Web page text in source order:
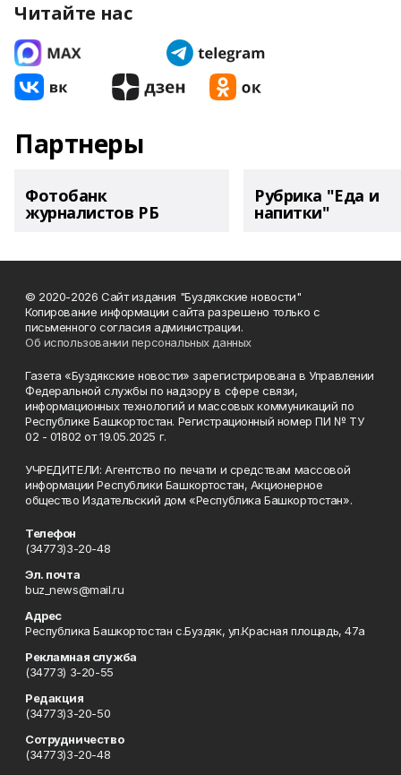
Читайте нас
Партнеры
Фотобанк
журналистов РБ
Рубрика "Еда и
напитки"
© 2020-2026 Сайт издания "Буздякские новости"
Копирование информации сайта разрешено только с
письменного согласия администрации.
Об использовании персональных данных
Газета «Буздякские новости» зарегистрирована в Управлении
Федеральной службы по надзору в сфере связи,
информационных технологий и массовых коммуникаций по
Республике Башкортостан. Регистрационный номер ПИ № ТУ
02 - 01802 от 19.05.2025 г.
УЧРЕДИТЕЛИ: Агентство по печати и средствам массовой
информации Республики Башкортостан, Акционерное
общество Издательский дом «Республика Башкортостан».
Телефон
(34773)3-20-48
Эл. почта
buz_news@mail.ru
Адрес
Республика Башкортостан с.Буздяк, ул.Красная площадь, 47а
Рекламная служба
(34773) 3-20-55
Редакция
(34773)3-20-50
Сотрудничество
(34773)3-20-48